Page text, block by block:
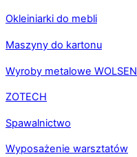
Okleiniarki do mebli
Maszyny do kartonu
Wyroby metalowe WOLSEN
ZOTECH
Spawalnictwo
Wyposażenie warsztatów